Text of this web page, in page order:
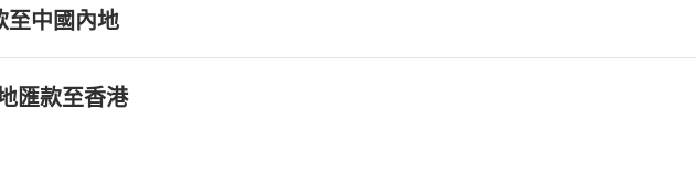
至中國內地
匯款至香港